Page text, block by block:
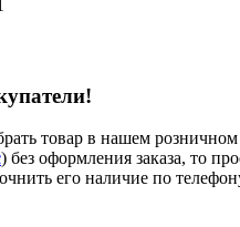
товар в нашем розничном
) без оформления заказа, то
его наличие по